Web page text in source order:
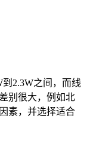
2.3W之间，而线
别很大，例如北
素，并选择适合